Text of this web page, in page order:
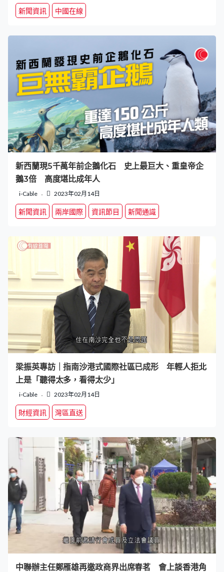
新聞資訊 中國在線
新西蘭現5千萬年前企鵝化石 史上最巨大、重皇帝企
鵝3倍 高度堪比成年人
i-Cable 2023年02月14日
新聞資訊 兩岸國際 資訊節目 新聞通識
梁振英專訪｜指南沙港式國際社區已成形 年輕人拒北
上是「聽得太多，看得太少」
i-Cable 2023年02月14日
財經資訊 灣區直送
中聯辦主任鄭雁雄再邀政商界出席春茗 會上談香港角